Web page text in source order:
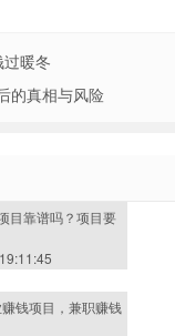
暖冬
的真相与风险
目靠谱吗？项目要
钱项目，兼职赚钱